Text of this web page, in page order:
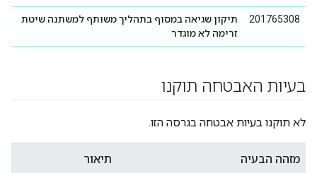
201765308
תיקון שגיאה במסוף בתהליך משותף למשתנה שיטת
זרימה לא מוגדר
בעיות האבטחה תוקנו
לא תוקנו בעיות אבטחה בגרסה הזו.
מזהה הבעיה תיאור